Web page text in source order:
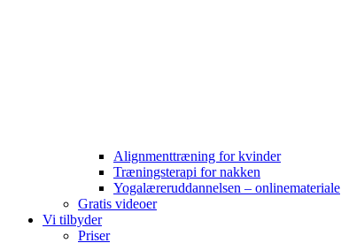
Alignmenttræning for kvinder
Træningsterapi for nakken
Yogalæreruddannelsen – onlinemateriale
Gratis videoer
Vi tilbyder
Priser